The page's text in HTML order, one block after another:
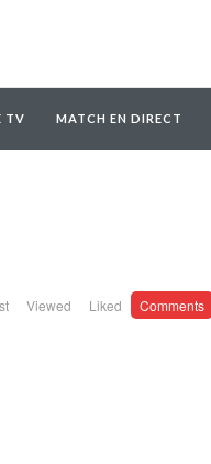
TV MATCH EN DIRECT
Viewed Liked Comments